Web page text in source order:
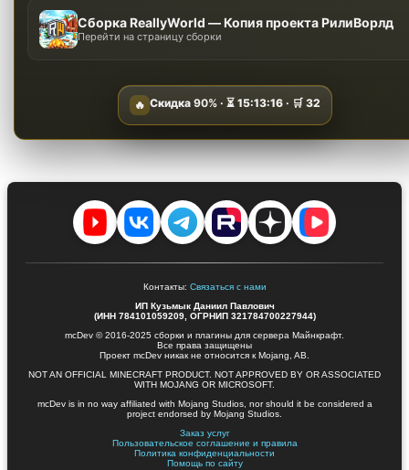
Сборка ReallyWorld — Копия проекта РилиВорлд
Перейти на страницу сборки
🔥 Скидка 90%· ⏳ 15:13:15· 🛒 32
Контакты: Связаться с нами
ИП Кузьмык Даниил Павлович
(ИНН 784101059209, ОГРНИП 321784700227944)
mcDev © 2016-2025 сборки и плагины для сервера Майнкрафт.
Все права защищены
Проект mcDev никак не относится к Mojang, AB.
NOT AN OFFICIAL MINECRAFT PRODUCT. NOT APPROVED BY OR ASSOCIATED
WITH MOJANG OR MICROSOFT.
mcDev is in no way affiliated with Mojang Studios, nor should it be considered a
project endorsed by Mojang Studios.
Заказ услуг
Пользовательское соглашение и правила
Политика конфиденциальности
Помощь по сайту